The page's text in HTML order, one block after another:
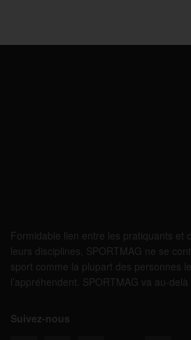
Formidable lien entre les pratiquants et
leurs disciplines, SPORTMAG ne se
sport comme la plupart des personnes
l’appréhendent. SPORTMAG va au-
Suivez-nous